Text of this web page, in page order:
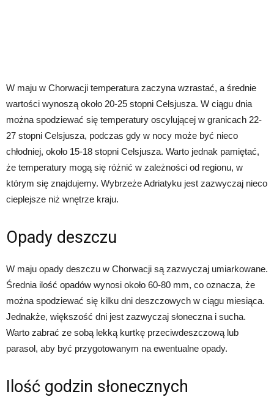
W maju w Chorwacji temperatura zaczyna wzrastać, a średnie
wartości wynoszą około 20-25 stopni Celsjusza. W ciągu dnia
można spodziewać się temperatury oscylującej w granicach 22-
27 stopni Celsjusza, podczas gdy w nocy może być nieco
chłodniej, około 15-18 stopni Celsjusza. Warto jednak pamiętać,
że temperatury mogą się różnić w zależności od regionu, w
którym się znajdujemy. Wybrzeże Adriatyku jest zazwyczaj nieco
cieplejsze niż wnętrze kraju.
Opady deszczu
W maju opady deszczu w Chorwacji są zazwyczaj umiarkowane.
Średnia ilość opadów wynosi około 60-80 mm, co oznacza, że
można spodziewać się kilku dni deszczowych w ciągu miesiąca.
Jednakże, większość dni jest zazwyczaj słoneczna i sucha.
Warto zabrać ze sobą lekką kurtkę przeciwdeszczową lub
parasol, aby być przygotowanym na ewentualne opady.
Ilość godzin słonecznych